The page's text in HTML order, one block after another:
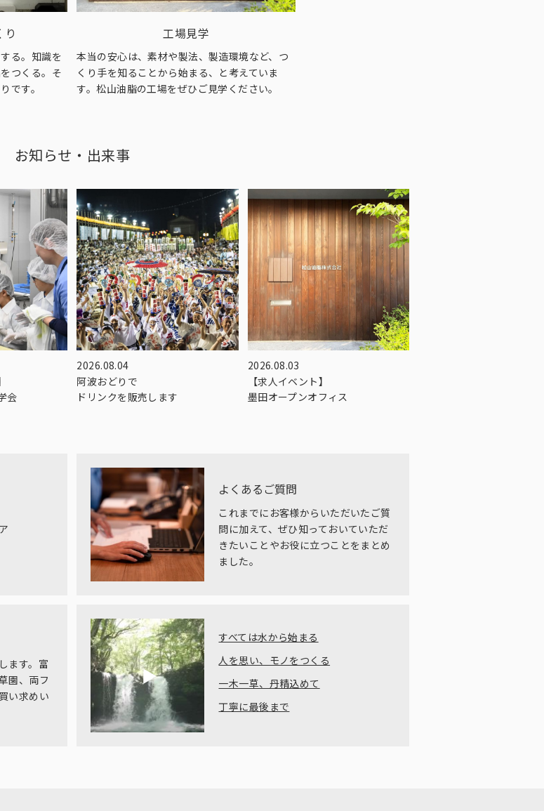
る。知識を
つくる。そ
です。
工場見学
本当の安心は、素材や製法、製造環境など、つ
くり手を知ることから始まる、と考えていま
す。松山油脂の工場をぜひご見学ください。
お知らせ・出来事
会
2026.08.04
阿波おどりで
ドリンクを販売します
2026.08.03
【求人イベント】
墨田オープンオフィス
よくあるご質問
これまでにお客様からいただいたご質
問に加えて、ぜひ知っておいていただ
きたいことやお役に立つことをまとめ
ました。
ます。富
園、両フ
い求めい
すべては水から始まる
人を思い、モノをつくる
一木一草、丹精込めて
丁寧に最後まで